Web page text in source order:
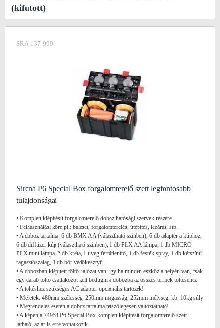
(kifutott)
SRA-137-999
Sirena P6 Special Box forgalomterelő szett legfontosabb
tulajdonságai
• Komplett kiépítésű forgalomterelő doboz hatósági szervek részére
• Felhasználási köre pl.: baleset, forgalomterelés, útépítés, lezárás, stb.
• A doboz tartalma: 6 db BMX AA (választható színben), 6 db adapter a kúphoz,
6 db diffúzer kúp (választható színben), 1 db PLX AA lámpa, 1 db MICRO
PLX mini lámpa, 2 db kréta, 1 üveg fertőtlenítő, 1 db festék spray, 1 db kétszínű
ragasztószalag, 1 db bőr védőkesztyű
• A dobozban kiépített töltő hálózat van, így ha minden eszköz a helyén van, csak
egy darab töltő csatlakozót kell bedugni a dobozba az összes termék töltéséhez
• A töltéshez szükséges AC adapter opcionális tartozék!
• Méretek: 480mm szélesség, 250mm magasság, 252mm mélység, kb. 10kg súly
• Megrendelés esetén a doboz tartalma tetszőlegesen változtatható!
• A képen a 74958 P6 Special Box komplett kiépítésű forgalomterelő szett
látható, az ár is erre vonatkozik